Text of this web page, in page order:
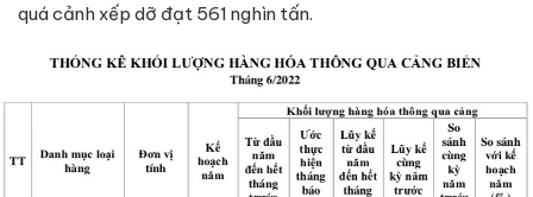
quá cảnh xếp dỡ đạt 561 nghìn tấn.